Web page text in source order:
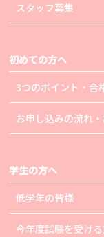
スタッフ募集
初めての方へ
3つのポイント・合
お申し込みの流れ
学生の方へ
低学年の皆様
今年度試験を受け